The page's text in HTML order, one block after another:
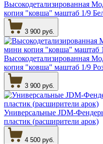
Высокодетализированная
копия "ковша" маштаб 1/9
3 900 руб.
Высокодетализированная
копия "ковша" маштаб 1/9
3 900 руб.
Универсальные JDM-
пластик (расширители арок)
4 500 руб.